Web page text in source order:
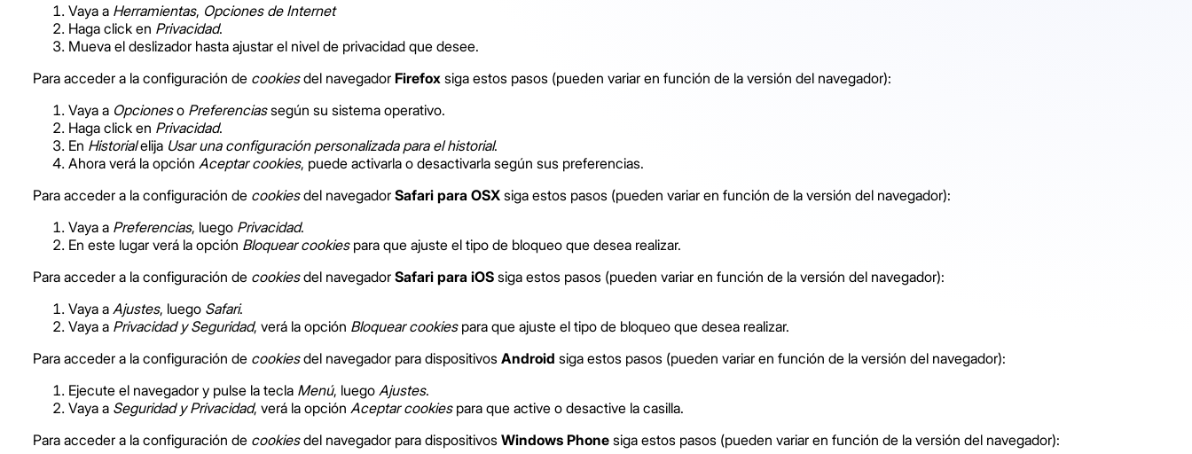
Vaya a Herramientas, Opciones de Internet
Haga click en Privacidad.
Mueva el deslizador hasta ajustar el nivel de privacidad que desee.
Para acceder a la configuración de cookiesdel navegador Firefox siga estos pasos (pueden variar en función de la versión del navegador):
Vaya a Opcioneso Preferenciassegún su sistema operativo.
Haga click en Privacidad.
En Historialelija Usar una configuración personalizada para el historial.
Ahora verá la opción Aceptar cookies, puede activarla o desactivarla según sus preferencias.
Para acceder a la configuración de cookiesdel navegador Safari para OSX siga estos pasos (pueden variar en función de la versión del navegador):
Vaya a Preferencias, luego Privacidad.
En este lugar verá la opción Bloquear cookiespara que ajuste el tipo de bloqueo que desea realizar.
Para acceder a la configuración de cookiesdel navegador Safari para iOS siga estos pasos (pueden variar en función de la versión del navegador):
Vaya a Ajustes, luego Safari.
Vaya a Privacidad y Seguridad, verá la opción Bloquear cookiespara que ajuste el tipo de bloqueo que desea realizar.
Para acceder a la configuración de cookiesdel navegador para dispositivos Android siga estos pasos (pueden variar en función de la versión del navegador):
Ejecute el navegador y pulse la tecla Menú, luego Ajustes.
Vaya a Seguridad y Privacidad, verá la opción Aceptar cookiespara que active o desactive la casilla.
Para acceder a la configuración de cookiesdel navegador para dispositivos Windows Phone siga estos pasos (pueden variar en función de la versión del navegador):